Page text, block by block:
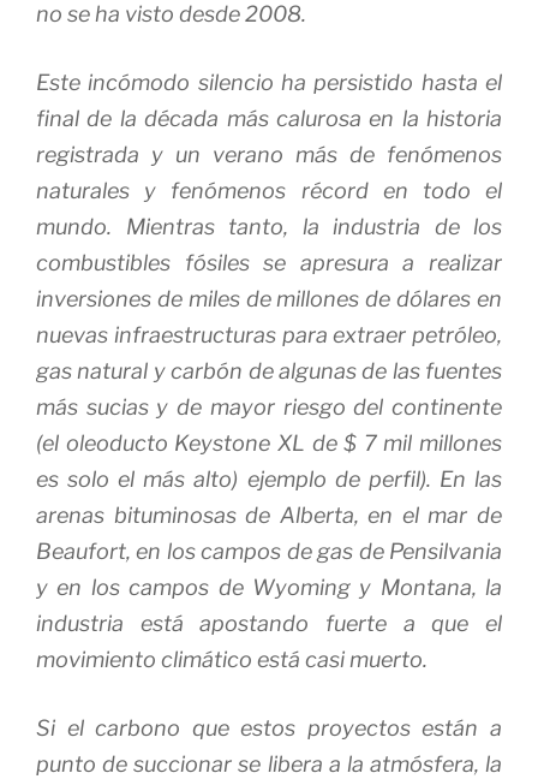
no se ha visto desde 2008.
Este incómodo silencio ha persistido hasta el
final de la década más calurosa en la historia
registrada y un verano más de fenómenos
naturales y fenómenos récord en todo el
mundo.
Mientras tanto, la industria de los
combustibles fósiles se apresura a realizar
inversiones de miles de millones de dólares en
nuevas infraestructuras para extraer petróleo,
gas natural y carbón de algunas de las fuentes
más sucias y de mayor riesgo del continente
(el oleoducto Keystone XL de $ 7 mil millones
es solo el más alto) ejemplo de perfil). En las
arenas bituminosas de Alberta, en el mar de
Beaufort, en los campos de gas de Pensilvania
y en los campos de Wyoming y Montana, la
industria está apostando fuerte a que el
movimiento climático está casi muerto.
Si el carbono que estos proyectos están a
punto de succionar se libera a la atmósfera, la